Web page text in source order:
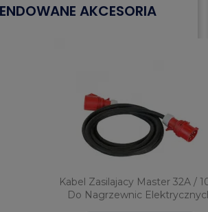
AKCESORIA
Kabel Zasilajacy Master 32A /
Do Nagrzewnic